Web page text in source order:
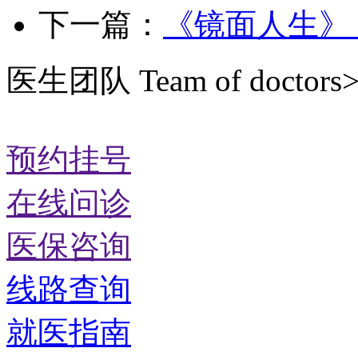
下一篇：
《镜面人生
医生团队 Team of
预约挂号
在线问诊
医保咨询
线路查询
就医指南